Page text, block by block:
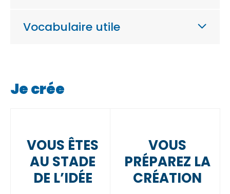
Vocabulaire utile
Je crée
VOUS ÊTES
AU STADE
DE L’IDÉE
VOUS
PRÉPAREZ LA
CRÉATION